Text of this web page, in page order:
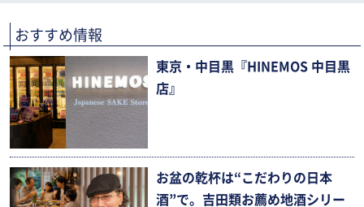
おすすめ情報
東京・中目黒『HINEMOS 中目黒
店』
お盆の乾杯は“こだわりの日本
酒”で。吉田類お薦め地酒シリー